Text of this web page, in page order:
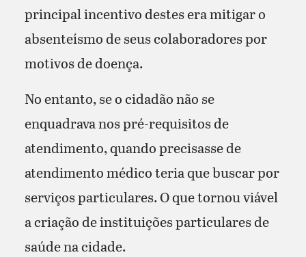
principal incentivo destes era mitigar o
absenteísmo de seus colaboradores por
motivos de doença.
No entanto, se o cidadão não se
enquadrava nos pré-requisitos de
atendimento, quando precisasse de
atendimento médico teria que buscar por
serviços particulares. O que tornou viável
a criação de instituições particulares de
saúde na cidade.